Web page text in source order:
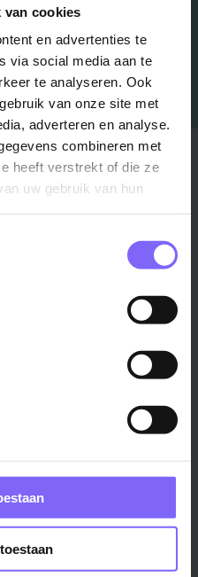
van cookies
en advertenties te
via social media aan te
te analyseren. Ook
van onze site met
adverteren en analyse.
combineren met
heeft verstrekt of die ze
uw gebruik van hun
Regio
Zuid-Limburg ›
Productiemedewerker ›
HR adviseur ›
Onderwijsassistent ›
Alle functies ›